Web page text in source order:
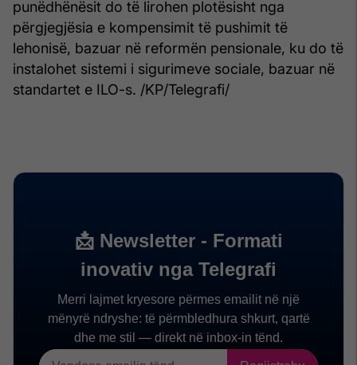
punëdhënësit do të lirohen plotësisht nga
përgjegjësia e kompensimit të pushimit të
lehonisë, bazuar në reformën pensionale, ku do të
instalohet sistemi i sigurimeve sociale, bazuar në
standartet e ILO-s. /KP/Telegrafi/